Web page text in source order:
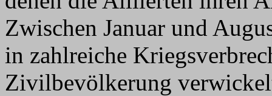
Zwischen Januar und
in zahlreiche
Zivilbevölkerung